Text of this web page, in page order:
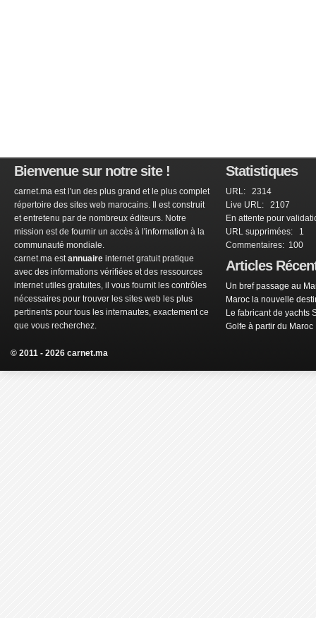
Bienvenue sur notre site !
carnet.ma est l'un des plus grand et le plus complet
répertoire des sites web marocains. Il est construit
et entretenu par de nombreux éditeurs. Notre
mission est de fournir un accès à l'information à la
communauté mondiale.
carnet.ma estannuaire internet gratuit pratique
avec des informations vérifiées et des ressources
internet utiles gratuites, il vous fournit les contrôles
nécessaires pour trouver les sites web les plus
pertinents pour tous les internautes, exactement ce
que vous recherchez.
Statistiques
URL: 2314
Live URL: 2107
En attente pour
URL supprimées: 1
Commentaires: 100
Articles
Un bref passage au
Maroc la nouvelle
Le fabricant de yachts
Golfe à partir du Maroc
© 2011 - 2026 carnet.ma